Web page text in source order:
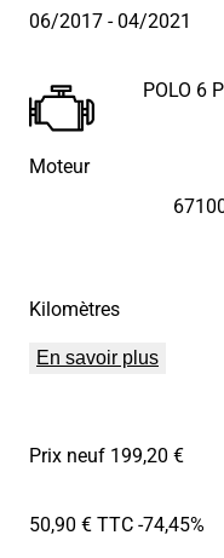
06/2017- 04/2021
Moteur
POLO 6
Kilomètres
En savoir plus
Prix neuf 199,20 €
50,90 € TTC-74,45%